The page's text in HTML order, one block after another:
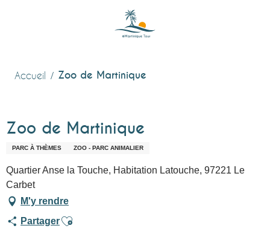
Accueil Zoo de Martinique
Zoo de Martinique
PARC À THÈMES ZOO - PARC ANIMALIER
Quartier Anse la Touche, Habitation Latouche, 97221 Le
Carbet
M'y rendre
PartagerAjouter aux favoris